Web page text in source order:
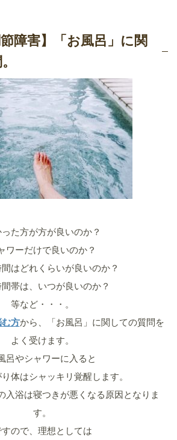
節障害】「お風呂」に関
た方が方が良いのか？
ワーだけで良いのか？
はどれくらいが良いのか？
帯は、いつが良いのか？
等など・・・。
方から、「お風呂」に関しての質問を
よく受けます。
呂やシャワーに入ると
体はシャッキリ覚醒します。
入浴は寝つきが悪くなる原因となりま
す。
すので、理想としては